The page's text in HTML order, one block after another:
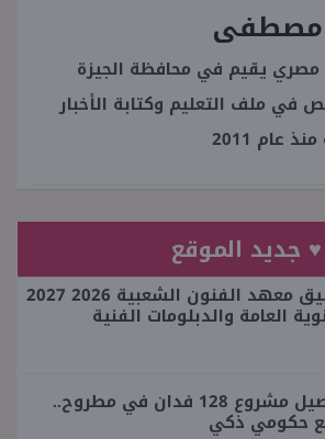
مصطفى
يقيم في محافظة الجيزة
في ملف التعليم وكتابة الأخبار
عام 2011
♥ جديد الموقع
تنسيق معهد الفنون الشعبية 2026 2027
العامة والدبلومات الفنية
تفاصيل مشروع 128 فدان في مطروح..
حكومي ذكي